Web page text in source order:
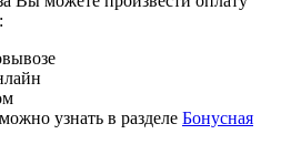
узнать в разделе Бонусная